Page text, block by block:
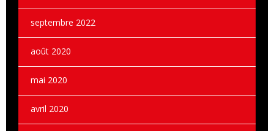
septembre 2022
août 2020
mai 2020
avril 2020